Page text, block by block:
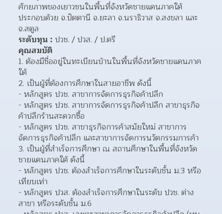
ศักยภาพของเยาวชนในพื้นที่จังหวัดชายแดนภาคใต้
ประกอบด้วย จ.ปัตตานี จ.ยะลา จ.นราธิวาส จ.สงขลา และ
จ.สตูล
ระดับทุน : ปวช. / ปวส. / ป.ตรี
คุณสมบัติ
1. ต้องมีชื่ออยู่ในทะเบียนบ้านในพื้นที่จังหวัดชายแดนภาค
ใต้
2. เป็นผู้ที่ต้องการศึกษาในสายอาชีพ ดังนี้
- หลักสูตร ปวช. สาขาการจัดการธุรกิจค้าปลีก
- หลักสูตร ปวช. สาขาการจัดการธุรกิจค้าปลีก สาขาธุรกิจ
ค้าปลีกร้านสะดวกซื้อ
- หลักสูตร ปวช. สาขาธุรกิจการค้าสมัยใหม่ สาขาการ
จัดการธุรกิจค้าปลีก และสาขาการจัดการนวัตกรรมการค้า
3. เป็นผู้ที่สำเร็จการศึกษา ณ สถานศึกษาในพื้นที่จังหวัด
ชายแดนภาคใต้ ดังนี้
- หลักสูตร ปวช. ต้องสำเร็จการศึกษาในระดับชั้น ม.3 หรือ
เทียบเท่า
- หลักสูตร ปวส. ต้องสำเร็จการศึกษาในระดับ ปวช. ต่าง
สาขา หรือระดับชั้น ม.6